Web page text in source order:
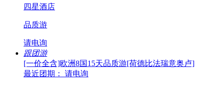
四星酒店
品质游
请电询
跟团游
[一价全含]欧洲8国15天品质游[荷德比法瑞意奥卢]
最近团期： 请电询